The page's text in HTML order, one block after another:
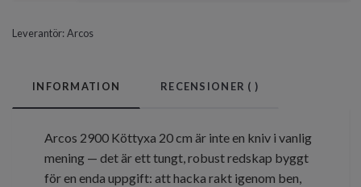
Leverantör:Arcos
INFORMATION RECENSIONER ( )
Arcos 2900 Köttyxa 20 cm är inte en kniv i vanlig
mening — det är ett tungt, robust redskap byggt
för en enda uppgift: att hacka rakt igenom ben,